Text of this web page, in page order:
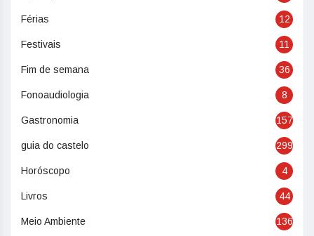
Férias 12
Festivais 11
Fim de semana 36
Fonoaudiologia 8
Gastronomia 157
guia do castelo 299
Horóscopo 4
Livros 44
Meio Ambiente 136